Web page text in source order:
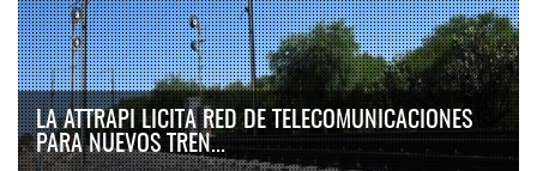
LA ATTRAPI LICITA RED DE TELECOMUNICACIONES
PARA NUEVOS TREN...